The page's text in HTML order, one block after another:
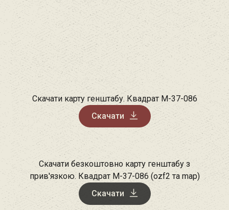
Скачати карту генштабу. Квадрат М-37-086
Скачати
Скачати безкоштовно карту генштабу з
прив'язкою. Квадрат М-37-086 (ozf2 та map)
Скачати